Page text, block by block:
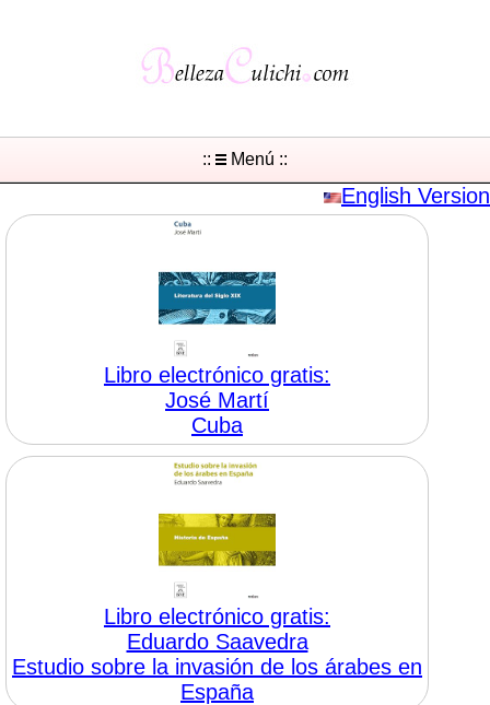
:: Menú ::
English Version
Libro electrónico gratis:
José Martí
Cuba
Libro electrónico gratis:
Eduardo Saavedra
Estudio sobre la invasión de los árabes en
España